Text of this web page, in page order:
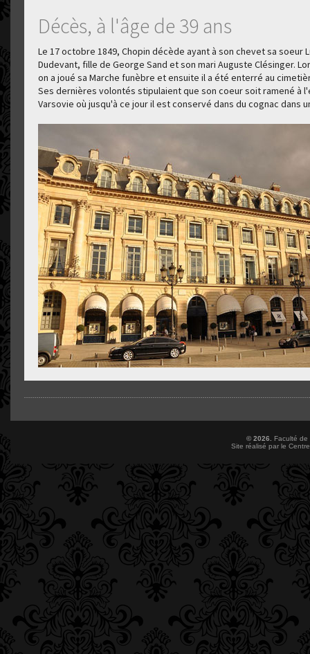
Décès, à l'âge de 39 ans
Le 17 octobre 1849, Chopin décède ayant à son chevet sa soeur
Dudevant, fille de George Sand et son mari Auguste Clésinger.
on a joué sa Marche funèbre et ensuite il a été enterré au
Ses dernières volontés stipulaient que son coeur soit ramené à
Varsovie où jusqu'à ce jour il est conservé dans du cognac dans
© 2026.
Faculté de
Site réalisé par le